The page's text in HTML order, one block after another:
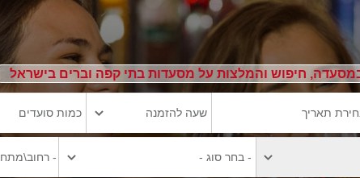
חיפוש והמלצות על מסעדות בתי קפה וברים בישראל